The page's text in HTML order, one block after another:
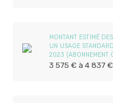
MONTANT ESTIMÉ
UN USAGE
2023 (ABONNEMENT
3 575 € à 4 837